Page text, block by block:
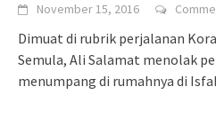
November 15, 2016
Dimuat di rubrik perjalanan
Semula, Ali Salamat menolak
menumpang di rumahnya di